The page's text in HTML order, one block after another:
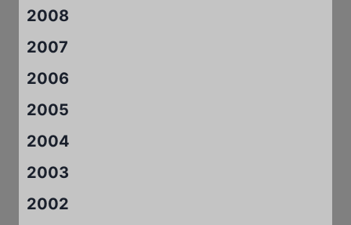
2008
2007
2006
2005
2004
2003
2002